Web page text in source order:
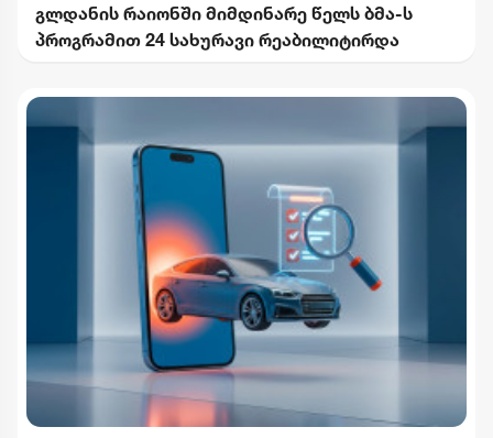
გლდანის რაიონში მიმდინარე წელს ბმა-ს
პროგრამით 24 სახურავი რეაბილიტირდა